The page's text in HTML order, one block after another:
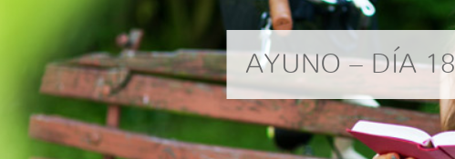
AYUNO – DÍA 18